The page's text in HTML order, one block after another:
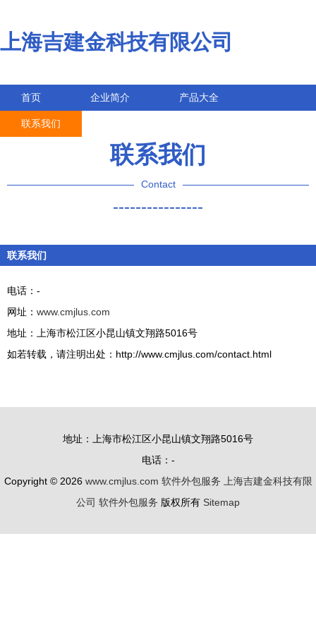
上海吉建金科技有限公司
首页 企业简介 产品大全
联系我们
联系我们
Contact
----------------
联系我们
电话：-
网址： www.cmjlus.com
地址：上海市松江区小昆山镇文翔路5016号
如若转载，请注明出处：http://www.cmjlus.com/contact.html
地址：上海市松江区小昆山镇文翔路5016号
电话：-
Copyright © 2026 www.cmjlus.com 软件外包服务
上海吉建金科技有限
公司 软件外包服务 版权所有 Sitemap